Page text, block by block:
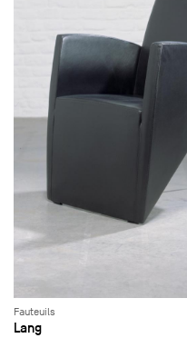
Fauteuils
Lang